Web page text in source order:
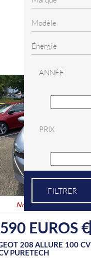
ANNÉE
PRIX
Nouveauté&Coup de
EUROS €
208 ALLURE 100
PURETECH